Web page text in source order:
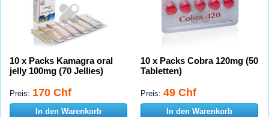
10 x Packs Kamagra oral
jelly 100mg (70 Jellies)
Preis: 170 Chf
In den Warenkorb
10 x Packs Cobra 120mg (50
Tabletten)
Preis: 49 Chf
In den Warenkorb